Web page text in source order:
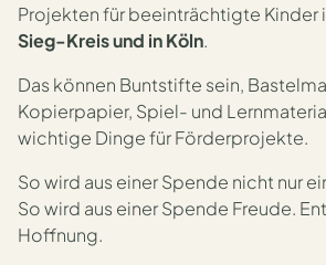
Projekten für beeinträchtigte Kinder
Sieg-Kreis und in Köln.
Das können Buntstifte sein,
Kopierpapier, Spiel- und
wichtige Dinge für Förderprojekte.
So wird aus einer Spende nicht nur
So wird aus einer Spende Freude.
Hoffnung.